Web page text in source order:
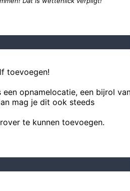
idee om de passages uit het
op dat moment
I take photographs of asses. aand
er trouwens bij dat de boekhouding
toevoegen!
opnamelocatie, een bijrol
mag je dit ook steeds
te kunnen toevoegen.